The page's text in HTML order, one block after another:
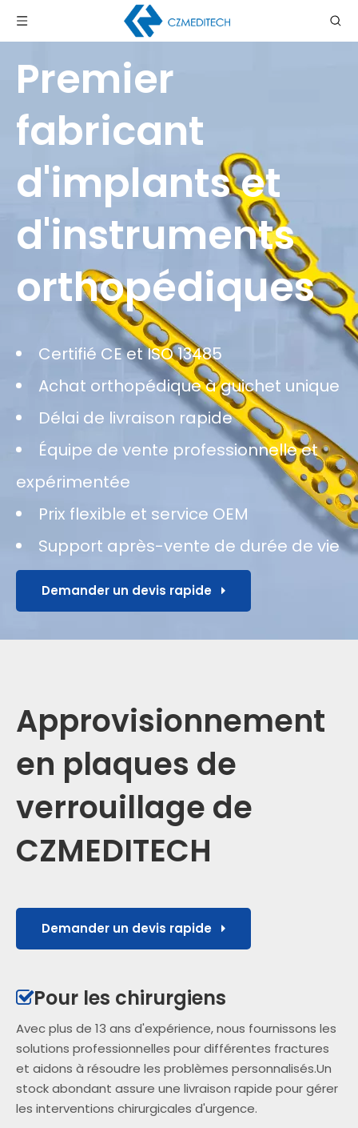
Premier
fabricant
d'implants et
d'instruments
orthopédiques
Certifié CE et ISO 13485
Achat orthopédique à guichet unique
Délai de livraison rapide
Équipe de vente professionnelle et
expérimentée
Prix ​​flexible et service OEM
Support après-vente de durée de vie
Demander un devis rapide
Approvisionnement
en plaques de
verrouillage de
CZMEDITECH
Demander un devis rapide
Pour les chirurgiens
Avec plus de 13 ans d'expérience, nous fournissons les
solutions professionnelles pour différentes fractures
et aidons à résoudre les problèmes personnalisés.Un
stock abondant assure une livraison rapide pour gérer
les interventions chirurgicales d'urgence.